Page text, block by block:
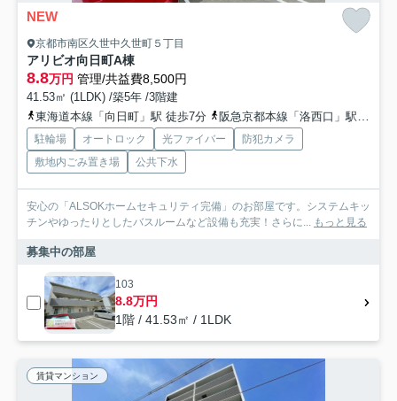
NEW
京都市南区久世中久世町５丁目
アリビオ向日町A棟
8.8万円 管理/共益費8,500円
41.53㎡ (1LDK) /築5年 /3階建
東海道本線「向日町」駅 徒歩7分
阪急京都本線「洛西口」駅 徒歩15分
駐輪場 オートロック 光ファイバー
防犯カメラ
敷地内ごみ置き場
公共下水
安心の「ALSOKホームセキュリティ完備」のお部屋です。システムキッ
チンやゆったりとしたバスルームなど設備も充実！さらに... もっと見る
募集中の部屋
103
8.8万円
1階 / 41.53㎡ / 1LDK
賃貸マンション